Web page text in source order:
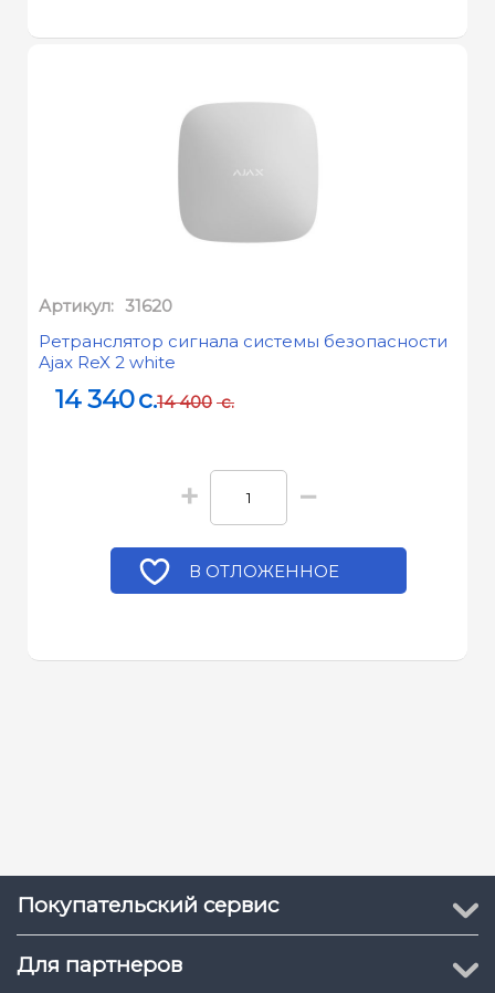
Артикул: 31620
Ретранслятор сигнала системы безопасности
Ajax ReX 2 white
14 340c.14 400 c.
+ −
В ОТЛОЖЕННОЕ
Покупательский сервис
Для партнеров